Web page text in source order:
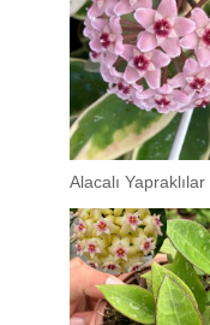
Alacalı Yapraklılar